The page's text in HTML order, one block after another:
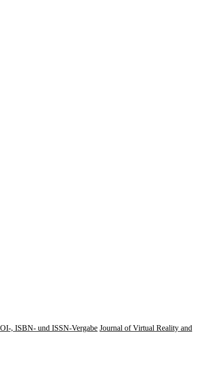
, ISBN- und ISSN-Vergabe Journal of Virtual Reality and